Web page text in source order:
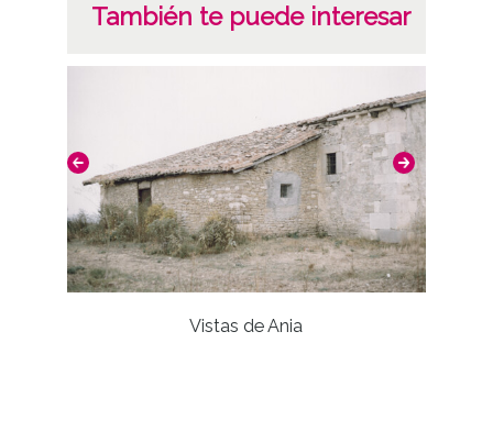
También te puede interesar
Vistas de Ania